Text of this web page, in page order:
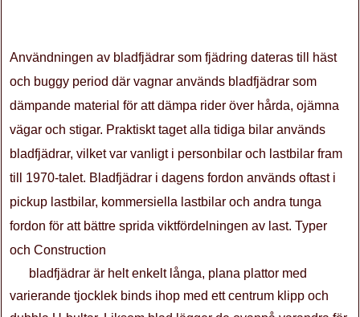
Användningen av bladfjädrar som fjädring dateras till häst
och buggy period där vagnar används bladfjädrar som
dämpande material för att dämpa rider över hårda, ojämna
vägar och stigar. Praktiskt taget alla tidiga bilar används
bladfjädrar, vilket var vanligt i personbilar och lastbilar fram
till 1970-talet. Bladfjädrar i dagens fordon används oftast i
pickup lastbilar, kommersiella lastbilar och andra tunga
fordon för att bättre sprida viktfördelningen av last. Typer
och Construction
bladfjädrar är helt enkelt långa, plana plattor med
varierande tjocklek binds ihop med ett centrum klipp och